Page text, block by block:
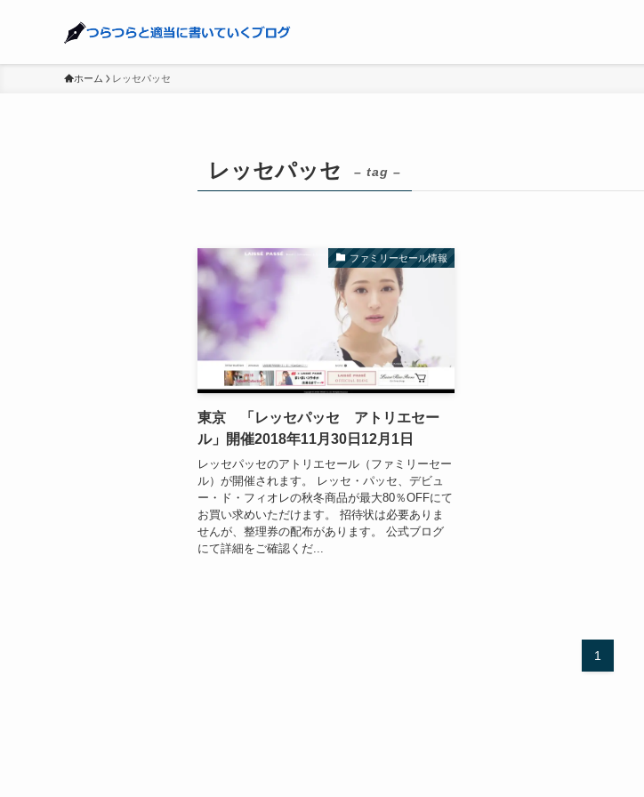
ホーム レッセパッセ
レッセパッセ – tag –
ファミリーセール情報
東京 「レッセパッセ アトリエセー
ル」開催2018年11月30日12月1日
レッセパッセのアトリエセール（ファミリーセー
ル）が開催されます。 レッセ・パッセ、デビュ
ー・ド・フィオレの秋冬商品が最大80％OFFにて
お買い求めいただけます。 招待状は必要ありま
せんが、整理券の配布があります。 公式ブログ
にて詳細をご確認くだ...
1